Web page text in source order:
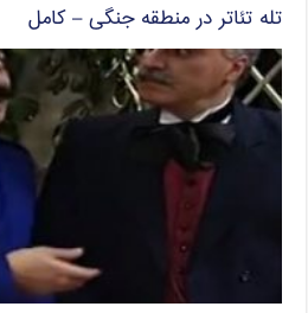
تله تئاتر در منطقه جنگی – کامل